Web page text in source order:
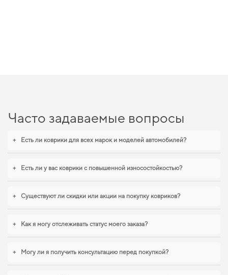
Часто задаваемые вопросы
+ Есть ли коврики для всех марок и моделей автомобилей?
+ Есть ли у вас коврики с повышенной износостойкостью?
+ Существуют ли скидки или акции на покупку ковриков?
+ Как я могу отслеживать статус моего заказа?
+ Могу ли я получить консультацию перед покупкой?